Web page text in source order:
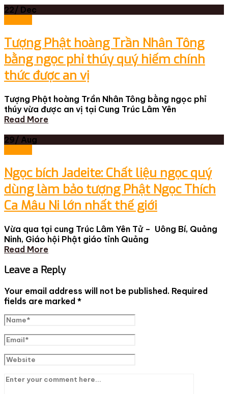
22/ Dec
Tượng Phật hoàng Trần Nhân Tông
bằng ngọc phỉ thúy quý hiếm chính
thức được an vị
Tượng Phật hoàng Trần Nhân Tông bằng ngọc phỉ
thúy vừa được an vị tại Cung Trúc Lâm Yên
Read More
29/ Aug
Ngọc bích Jadeite: Chất liệu ngọc quý
dùng làm bảo tượng Phật Ngọc Thích
Ca Mâu Ni lớn nhất thế giới
Vừa qua tại cung Trúc Lâm Yên Tử – Uông Bí, Quảng
Ninh, Giáo hội Phật giáo tỉnh Quảng
Read More
Leave a Reply
Your email address will not be published. Required
fields are marked *